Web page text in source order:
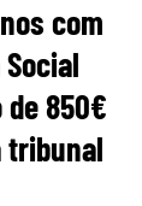
com
850€
tribunal